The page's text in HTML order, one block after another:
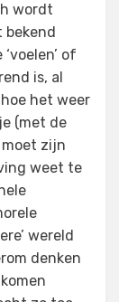
wordt
of
is, al
het weer
(met de
moet zijn
weet te
wereld
denken